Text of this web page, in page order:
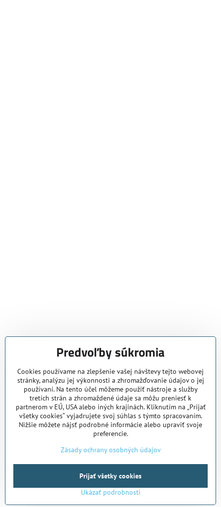
Predvoľby súkromia
Cookies používame na zlepšenie vašej návštevy tejto webovej
stránky, analýzu jej výkonnosti a zhromažďovanie údajov o jej
používaní. Na tento účel môžeme použiť nástroje a služby
tretích strán a zhromaždené údaje sa môžu preniesť k
partnerom v EÚ, USA alebo iných krajinách. Kliknutím na „Prijať
všetky cookies“ vyjadrujete svoj súhlas s týmto spracovaním.
Nižšie môžete nájsť podrobné informácie alebo upraviť svoje
preferencie.
Zásady ochrany osobných údajov
Ukázať podrobnosti
Prijať všetky cookies